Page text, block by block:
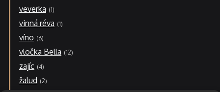
veverka 1
vinná réva 1
víno 6
vločka Bella 12
zajíc 4
žalud 2